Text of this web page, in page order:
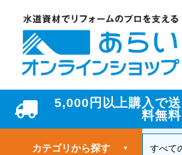
5,000円以上購入で送
料無料
カテゴリから探す ▼